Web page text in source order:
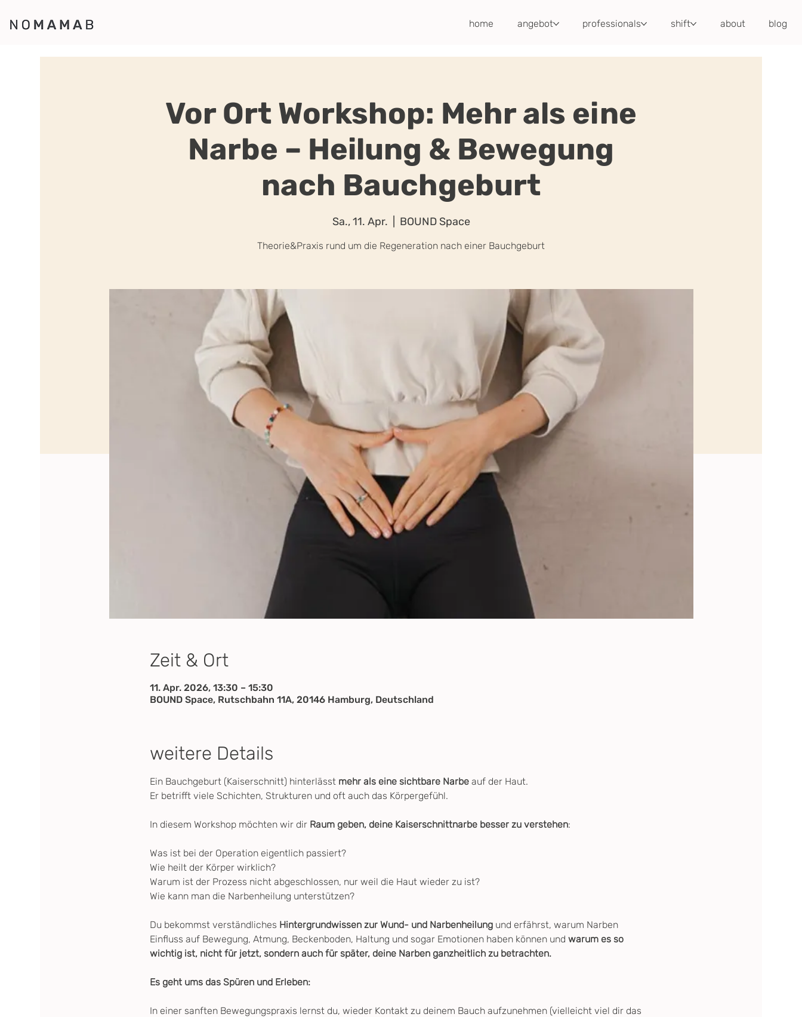
home angebot professionals shift about blog
Vor Ort Workshop: Mehr als eine
Narbe – Heilung & Bewegung
nach Bauchgeburt
Sa., 11. Apr. BOUND Space
Theorie&Praxis rund um die Regeneration nach einer Bauchgeburt
Zeit & Ort
11. Apr. 2026, 13:30 – 15:30
BOUND Space, Rutschbahn 11A, 20146 Hamburg, Deutschland
weitere Details
Ein Bauchgeburt (Kaiserschnitt) hinterlässt mehr als eine sichtbare Narbe auf der Haut.
Er betrifft viele Schichten, Strukturen und oft auch das Körpergefühl.
In diesem Workshop möchten wir dir Raum geben, deine Kaiserschnittnarbe besser zu verstehen:
Was ist bei der Operation eigentlich passiert?
Wie heilt der Körper wirklich?
Warum ist der Prozess nicht abgeschlossen, nur weil die Haut wieder zu ist?
Wie kann man die Narbenheilung unterstützen?
Du bekommst verständliches Hintergrundwissen zur Wund- und Narbenheilung und erfährst, warum Narben
Einfluss auf Bewegung, Atmung, Beckenboden, Haltung und sogar Emotionen haben können und warum es so
wichtig ist, nicht für jetzt, sondern auch für später, deine Narben ganzheitlich zu betrachten.
Es geht ums das Spüren und Erleben:
In einer sanften Bewegungspraxis lernst du, wieder Kontakt zu deinem Bauch aufzunehmen (vielleicht viel dir das